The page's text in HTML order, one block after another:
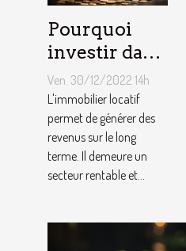
Pourquoi
investir dans
l'immobilier
?
Ven. 30/12/2022 14h
L'immobilier locatif
permet de générer des
revenus sur le long
terme. Il demeure un
secteur rentable et...